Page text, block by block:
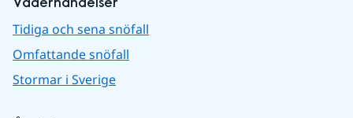
Tidiga och sena snöfall
Omfattande snöfall
Stormar i Sverige